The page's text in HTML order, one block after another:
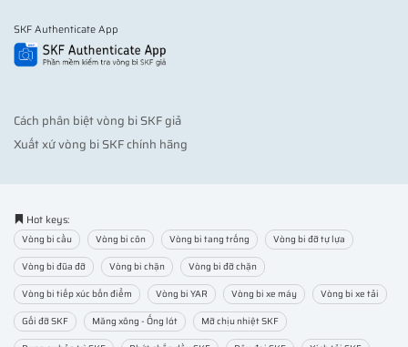
SKF Authenticate App
Cách phân biệt vòng bi SKF giả
Xuất xứ vòng bi SKF chính hãng
Hot keys:
Vòng bi cầu Vòng bi côn Vòng bi tang trống
Vòng bi đỡ tự lựa
Vòng bi đũa đỡ
Vòng bi chặn
Vòng bi đỡ chặn
Vòng bi tiếp xúc bốn điểm
Vòng bi YAR Vòng bi xe máy
Vòng bi xe tải
Gối đỡ SKF
Măng xông - Ống lót
Mỡ chịu nhiệt SKF